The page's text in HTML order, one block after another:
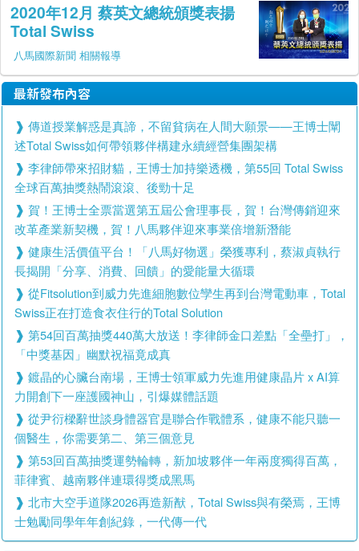
2020年12月 蔡英文總統頒獎表揚
Total Swiss
八馬國際新聞 相關報導
最新發布內容
傳道授業解惑是真諦，不留貧病在人間大願景——王博士闡
述Total Swiss如何帶領夥伴構建永續經營集團架構
李律師帶來招財貓，王博士加持樂透機，第55回 Total Swiss
全球百萬抽獎熱鬧滾滾、後勁十足
賀！王博士全票當選第五屆公會理事長，賀！台灣傳銷迎來
改革產業新契機，賀！八馬夥伴迎來事業倍增新潛能
健康生活價值平台！「八馬好物選」榮獲專利，蔡淑貞執行
長揭開「分享、消費、回饋」的愛能量大循環
從Fitsolution到威力先進細胞數位孿生再到台灣電動車，Total
Swiss正在打造食衣住行的Total Solution
第54回百萬抽獎440萬大放送！李律師金口差點「全壘打」，
「中獎基因」幽默祝福竟成真
鍍晶的心臟台南場，王博士領軍威力先進用健康晶片 x AI算
力開創下一座護國神山，引爆媒體話題
從尹衍樑辭世談身體器官是聯合作戰體系，健康不能只聽一
個醫生，你需要第二、第三個意見
第53回百萬抽獎運勢輪轉，新加坡夥伴一年兩度獨得百萬，
菲律賓、越南夥伴連環得獎成黑馬
北市大空手道隊2026再造新猷，Total Swiss與有榮焉，王博
士勉勵同學年年創紀錄，一代傳一代